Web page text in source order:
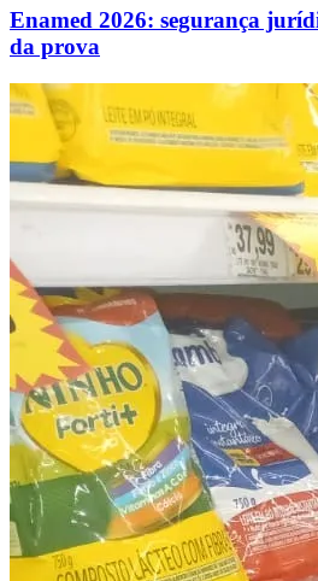
Enamed 2026: segurança
da prova